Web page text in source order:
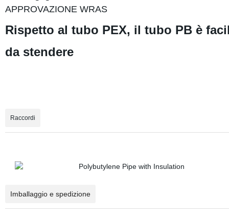
APPROVAZIONE WRAS
Rispetto al tubo PEX, il tubo PB è
da stendere
Raccordi
Imballaggio e spedizione